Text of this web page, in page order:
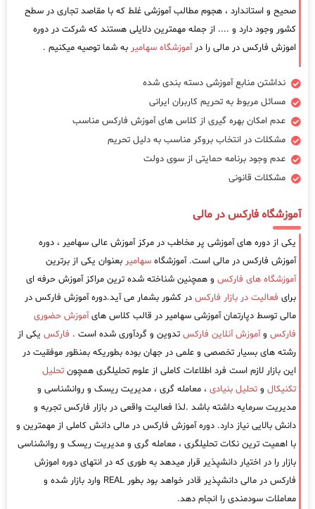
صحیح و استاندارد ، هجوم مطالب آموزشی غلط که با مقاصد تجاری در سطح
کشور وجود دارد و .... از جمله مهمترین دلایلی هستند که شرکت در دوره
اموزش فارکس در مالی را درآموزشگاه سهامیر به شما توصیه میکنیم .
نداشتن منابع آموزشی دسته بندی شده
مسائل مربوط به تحریم کاربران ایرانی
عدم امکان بهره گیری از کلاس های آموزش فارکس مناسب
مشکلات در انتخاب بروکر مناسب به دلیل تحریم
عدم وجود برنامه حمایتی از سوی دولت
مشکلات قانونی
آموزشگاه فارکس در مالی
یکی از دوره های آموزشی پر مخاطب در مرکز آموزش عالی سهامیر ، دوره
آموزش فارکس در مالی است. آموزشگاه سهامیر بعنوان یکی از برترین
آموزشگاه های فارکس و همچنین شناخته شده ترین مراکز آموزش حرفه ای
برای فعالیت در بازار فارکس در کشور بشمار می آید.دوره آموزش فارکس در
مالی توسط دپارتمان آموزشی سهامیر در قالب کلاس هایآموزش حضوری
فارکس وآموزش آنلاین فارکس تدوین و گردآوری شده است . فارکس یکی از
رشته های بسیار تخصصی و علمی در جهان بوده بطوریکه بمنظور موفقیت در
این بازار لازم است فرد اطلاعات کاملی از علوم تحلیلگری همچون تحلیل
تکنیکال و تحلیل بنیادی ، معامله گری ، مدیریت ریسک و روانشناسی و
مدیریت سرمایه داشته باشد .لذا فعالیت واقعی در بازار فارکس تجربه و
دانش بالایی نیاز دارد. دوره آموزش فارکس در مالی دانش کاملی از مهمترین و
با اهمیت ترین نکات تحلیلگری ، معامله گری و مدیریت ریسک و روانشناسی
بازار را در اختیار دانشپذیر قرار میدهد به طوری که در انتهای دوره اموزش
فارکس در مالی دانشپذیر قادر خواهد بود بطور REAL وارد بازار شده و
معاملات سودمندی را انجام دهد.